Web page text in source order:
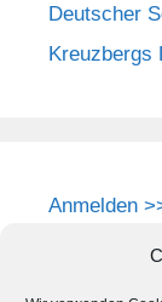
Deutscher
Kreuzbergs
Anmelden